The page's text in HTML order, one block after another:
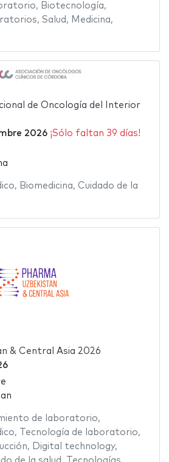
, Biotecnología,
, Salud , Medicina,
de Oncología del Interior
2026 ¡Sólo faltan 39 días!
, Biomedicina, Cuidado de la
& Central Asia 2026
de laboratorio,
, Tecnología de laboratorio,
, Digital technology,